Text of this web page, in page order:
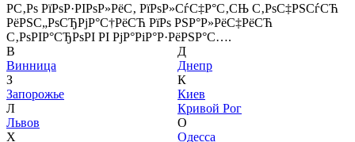
Р­С‚Рѕ РїРѕР·РІРѕР»РёС‚ РїРѕР»СѓС‡Р°С‚СЊ С‚РѕС‡РЅСѓСЋ
РёРЅС„РѕСЂРјР°С†РёСЋ РїРѕ РЅР°Р»РёС‡РёСЋ
С‚РѕРІР°СЂРѕРІ РІ РјР°РіР°Р·РёРЅР°С….
В
Винница
З
Запорожье
Л
Львов
Х
Д
Днепр
К
Киев
Кривой Рог
О
Одесса